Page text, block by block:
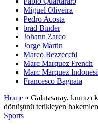
Miguel Oliveira
Pedro Acosta
brad Binder
Johann Zarco
Jorge Martin
Marco Bezzecchi
Marc Marquez French
Marc Marquez
Francesco Bagnaia
Home » Galatasaray, kırmızı
dönüşünü tetikleyen
Sports